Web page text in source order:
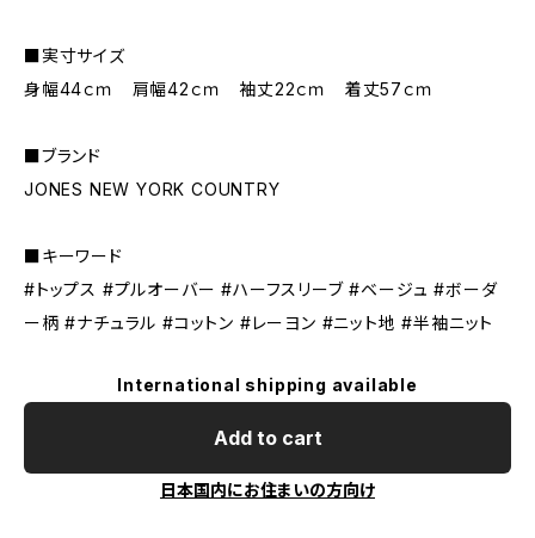
■実寸サイズ
身幅44ｃｍ 肩幅42ｃｍ 袖丈22ｃｍ 着丈57ｃｍ
■ブランド
JONES NEW YORK COUNTRY
■キーワード
#トップス #プルオーバー #ハーフスリーブ #ベージュ #ボーダ
ー柄 #ナチュラル #コットン #レーヨン #ニット地 #半袖ニット
International shipping available
Add to cart
日本国内にお住まいの方向け